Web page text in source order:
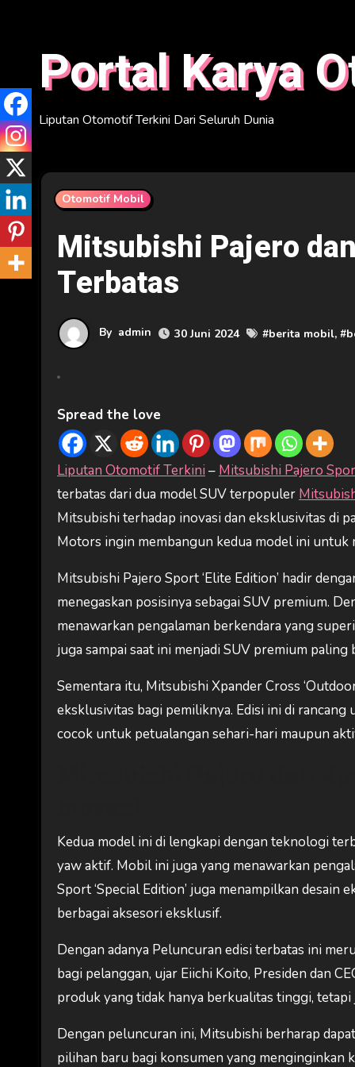
Portal Karya
Liputan Otomotif Terkini Dari Seluruh Dunia
Otomotif Mobil
Mitsubishi Pajero
Terbatas
By admin 30 Juni 2024 #berita mobil, #
Spread the love
Liputan Otomotif Terkini– Mitsubishi Pajero
terbatas dari dua model SUV terpopuler
Mitsubishi terhadap inovasi dan eksklusivitas di
Motors ingin membangun kedua model ini untuk
Mitsubishi Pajero Sport ‘Elite Edition’ hadir
menegaskan posisinya sebagai SUV premium.
menawarkan pengalaman berkendara yang
juga sampai saat ini menjadi SUV premium
Sementara itu, Mitsubishi Xpander Cross
eksklusivitas bagi pemiliknya. Edisi ini di
cocok untuk petualangan sehari-hari maupun
Kedua model ini di lengkapi dengan teknologi
yaw aktif. Mobil ini juga yang menawarkan
Sport ‘Special Edition’ juga menampilkan desain
berbagai aksesori eksklusif.
Dengan adanya Peluncuran edisi terbatas ini
bagi pelanggan, ujar Eiichi Koito, Presiden dan
produk yang tidak hanya berkualitas tinggi,
Dengan peluncuran ini, Mitsubishi berharap
pilihan baru bagi konsumen yang menginginkan